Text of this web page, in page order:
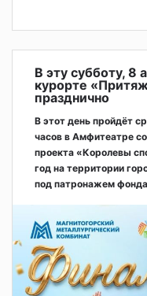
В эту субботу, 8
курорте
празднично
В этот день пройдёт
часов в Амфитеатре
проекта «Королевы
год на территории
под патронажем